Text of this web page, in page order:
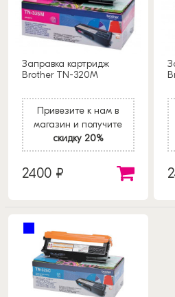
Заправка картридж
Brother TN-320M
Привезите к нам в
магазин и получите
скидку 20%
2400 ₽